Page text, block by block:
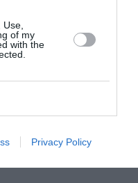
of my
with the
Privacy Policy
συγκεκριμένο σχέδιο
οι
Μαρία
και Αναστάσιος
της